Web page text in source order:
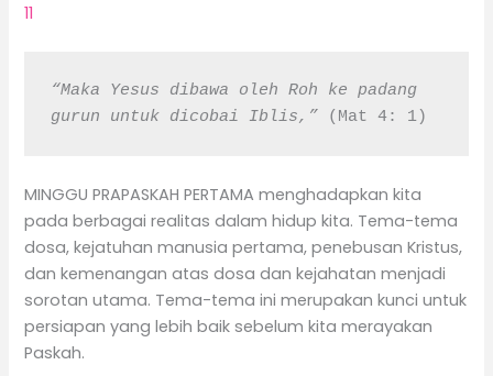
11
“Maka Yesus dibawa oleh Roh ke padang
gurun untuk dicobai Iblis,” (Mat 4: 1)
MINGGU PRAPASKAH PERTAMA menghadapkan kita
pada berbagai realitas dalam hidup kita. Tema-tema
dosa, kejatuhan manusia pertama, penebusan Kristus,
dan kemenangan atas dosa dan kejahatan menjadi
sorotan utama. Tema-tema ini merupakan kunci untuk
persiapan yang lebih baik sebelum kita merayakan
Paskah.